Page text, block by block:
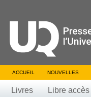
ACCUEIL NOUVELLES
Livres Libre accès